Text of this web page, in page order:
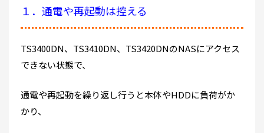
１．通電や再起動は控える
TS3400DN、TS3410DN、TS3420DNのNASにアクセス
できない状態で、
通電や再起動を繰り返し行うと本体やHDDに負荷がか
かり、